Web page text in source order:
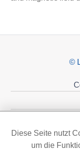
©
Diese Seite nutzt
um die